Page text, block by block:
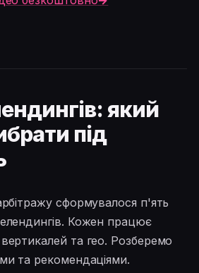
який
під
сформувалося п'ять
Кожен працює
та гео. Розберемо
та рекомендаціями.